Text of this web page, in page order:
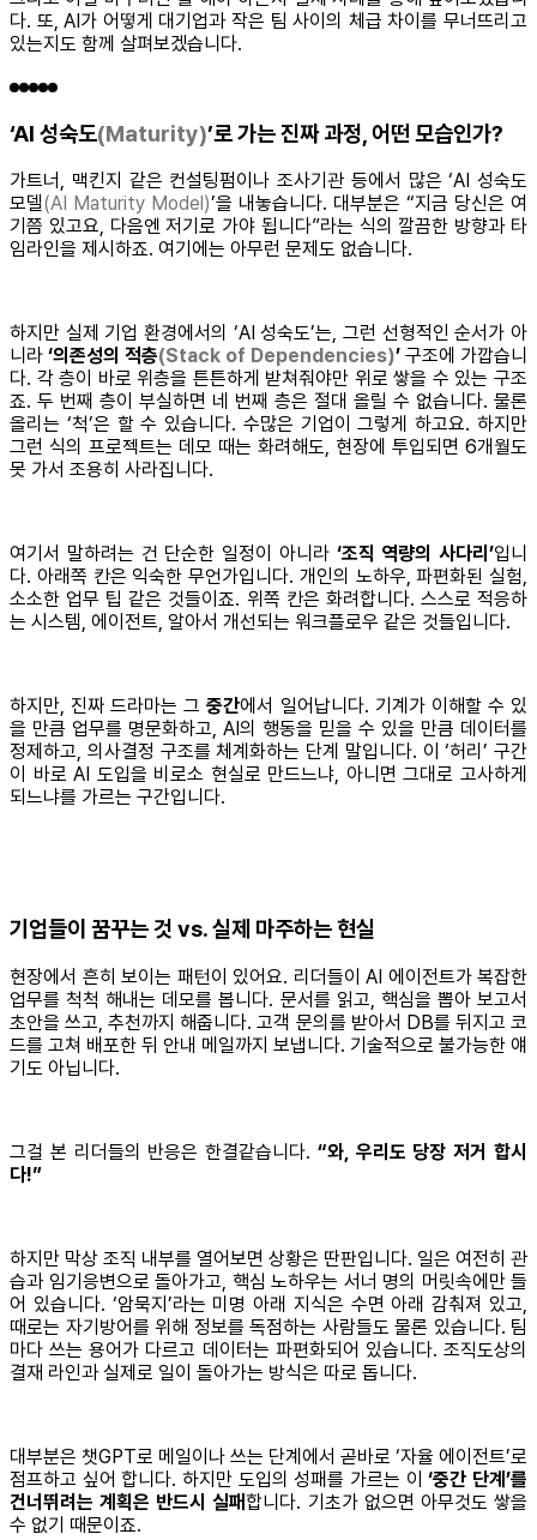
다. 또, AI가 어떻게 대기업과 작은 팀 사이의 체급 차이를 무너뜨리고
있는지도 함께 살펴보겠습니다.
‘AI 성숙도(Maturity)’로 가는 진짜 과정, 어떤 모습인가?
가트너, 맥킨지 같은 컨설팅펌이나 조사기관 등에서 많은 ‘AI 성숙도
모델(AI Maturity Model)’을 내놓습니다. 대부분은 “지금 당신은 여
기쯤 있고요, 다음엔 저기로 가야 됩니다”라는 식의 깔끔한 방향과 타
임라인을 제시하죠. 여기에는 아무런 문제도 없습니다.
하지만 실제 기업 환경에서의 ‘AI 성숙도’는, 그런 선형적인 순서가 아
니라 ‘의존성의 적층(Stack of Dependencies)’ 구조에 가깝습니
다. 각 층이 바로 위층을 튼튼하게 받쳐줘야만 위로 쌓을 수 있는 구조
죠. 두 번째 층이 부실하면 네 번째 층은 절대 올릴 수 없습니다. 물론
올리는 ‘척’은 할 수 있습니다. 수많은 기업이 그렇게 하고요. 하지만
그런 식의 프로젝트는 데모 때는 화려해도, 현장에 투입되면 6개월도
못 가서 조용히 사라집니다.
여기서 말하려는 건 단순한 일정이 아니라 ‘조직 역량의 사다리’입니
다. 아래쪽 칸은 익숙한 무언가입니다. 개인의 노하우, 파편화된 실험,
소소한 업무 팁 같은 것들이죠. 위쪽 칸은 화려합니다. 스스로 적응하
는 시스템, 에이전트, 알아서 개선되는 워크플로우 같은 것들입니다.
하지만, 진짜 드라마는 그중간에서 일어납니다. 기계가 이해할 수 있
을 만큼 업무를 명문화하고, AI의 행동을 믿을 수 있을 만큼 데이터를
정제하고, 의사결정 구조를 체계화하는 단계 말입니다. 이 ‘허리’ 구간
이 바로 AI 도입을 비로소 현실로 만드느냐, 아니면 그대로 고사하게
되느냐를 가르는 구간입니다.
기업들이 꿈꾸는 것 vs. 실제 마주하는 현실
현장에서 흔히 보이는 패턴이 있어요. 리더들이 AI 에이전트가 복잡한
업무를 척척 해내는 데모를 봅니다. 문서를 읽고, 핵심을 뽑아 보고서
초안을 쓰고, 추천까지 해줍니다. 고객 문의를 받아서 DB를 뒤지고 코
드를 고쳐 배포한 뒤 안내 메일까지 보냅니다. 기술적으로 불가능한 얘
기도 아닙니다.
그걸 본 리더들의 반응은 한결같습니다. “와, 우리도 당장 저거 합시
다!”
하지만 막상 조직 내부를 열어보면 상황은 딴판입니다. 일은 여전히 관
습과 임기응변으로 돌아가고, 핵심 노하우는 서너 명의 머릿속에만 들
어 있습니다. ‘암묵지’라는 미명 아래 지식은 수면 아래 감춰져 있고,
때로는 자기방어를 위해 정보를 독점하는 사람들도 물론 있습니다. 팀
마다 쓰는 용어가 다르고 데이터는 파편화되어 있습니다. 조직도상의
결재 라인과 실제로 일이 돌아가는 방식은 따로 돕니다.
대부분은 챗GPT로 메일이나 쓰는 단계에서 곧바로 ‘자율 에이전트’로
점프하고 싶어 합니다. 하지만 도입의 성패를 가르는 이‘중간 단계’를
건너뛰려는 계획은 반드시 실패합니다. 기초가 없으면 아무것도 쌓을
수 없기 때문이죠.